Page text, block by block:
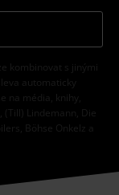
kombinovat s jinými
automaticky
na média, knihy,
(Till) Lindemann, Die
Böhse Onkelz a